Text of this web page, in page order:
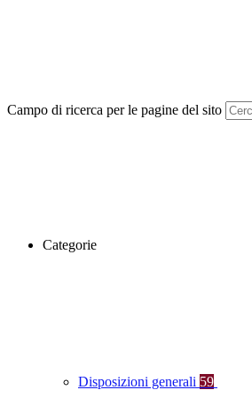
Campo di ricerca per le pagine del sito
Categorie
Disposizioni generali 59